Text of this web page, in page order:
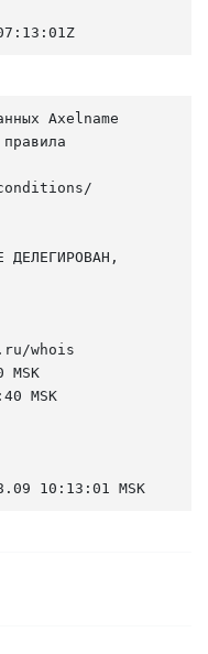
Axelname
ДЕЛЕГИРОВАН,
whois
MSK
10:13:01 MSK